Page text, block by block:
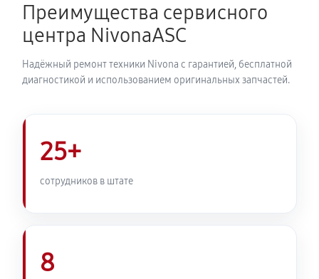
NIVO 8101
960 руб 40 минут
Ремонт гидросистемы кофемашины Nivona
CafeRomatica NIVO 8101
Ремонт кофемолки кофемашины Nivona
CafeRomatica NIVO 8101
980 руб
Преимущества сервисного
центра NivonaASC
Надёжный ремонт техники Nivona с гарантией, бесплатной
диагностикой и использованием оригинальных запчастей.
25+
сотрудников в штате
8